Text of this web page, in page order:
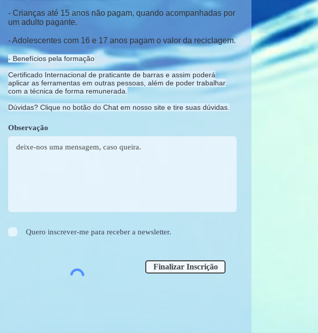
- Crianças até 15 anos não pagam, quando acompanhadas por
um adulto pagante.
- Adolescentes com 16 e 17 anos pagam o valor da reciclagem.
- Benefícios pela formação
Certificado Internacional de praticante de barras e assim poderá
aplicar as ferramentas em outras pessoas, além de poder trabalhar
com a técnica de forma remunerada.
Dúvidas? Clique no botão do Chat em nosso site e tire suas dúvidas.
Observação
Quero inscrever-me para receber a newsletter.
Finalizar Inscrição